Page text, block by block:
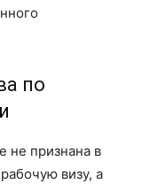
по
не признана в
визу, а